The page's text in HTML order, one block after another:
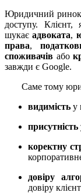
Юридичний ринок
доступу.
шукаєадвоката,
права,
споживачів або
завжди є Google.
Саме тому
видимість у
присутність
коректну
довіру
довіру